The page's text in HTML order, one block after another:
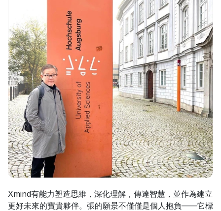
Xmind有能力塑造思維，深化理解，傳達智慧，並作為建立
更好未來的寶貴夥伴。張的願景不僅僅是個人抱負——它標